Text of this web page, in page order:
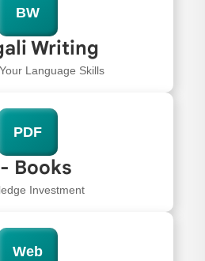
BW
Writing
Language Skills
PDF
Books
Investment
Web